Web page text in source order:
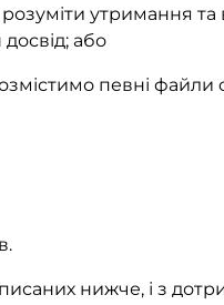
утримання та
або
певні
нижче, і з